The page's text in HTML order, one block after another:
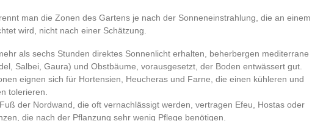
man die Zonen des Gartens je nach der Sonneneinstrahlung, die an einem
wird, nicht nach einer Schätzung.
als sechs Stunden direktes Sonnenlicht erhalten, beherbergen mediterrane
Salbei, Gaura) und Obstbäume, vorausgesetzt, der Boden entwässert gut.
eignen sich für Hortensien, Heucheras und Farne, die einen kühleren und
tolerieren.
der Nordwand, die oft vernachlässigt werden, vertragen Efeu, Hostas oder
die nach der Pflanzung sehr wenig Pflege benötigen.